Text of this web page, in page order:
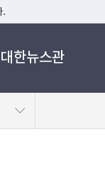
.
이 관리하는 누리집입니
대한뉴스관